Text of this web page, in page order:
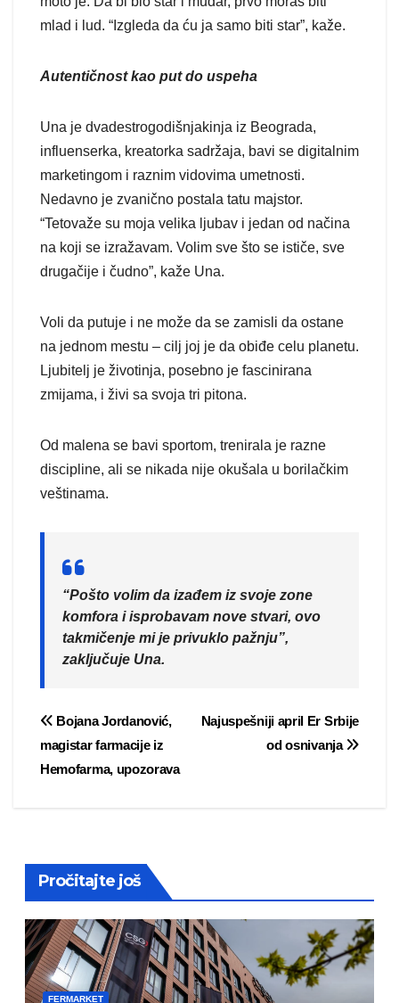
mlad i lud. “Izgleda da ću ja samo biti star”, kaže.
Autentičnost kao put do uspeha
Una je dvadestrogodišnjakinja iz Beograda,
influenserka, kreatorka sadržaja, bavi se digitalnim
marketingom i raznim vidovima umetnosti.
Nedavno je zvanično postala tatu majstor.
“Tetovaže su moja velika ljubav i jedan od načina
na koji se izražavam. Volim sve što se ističe, sve
drugačije i čudno”, kaže Una.
Voli da putuje i ne može da se zamisli da ostane
na jednom mestu – cilj joj je da obiđe celu planetu.
Ljubitelj je životinja, posebno je fascinirana
zmijama, i živi sa svoja tri pitona.
Od malena se bavi sportom, trenirala je razne
discipline, ali se nikada nije okušala u borilačkim
veštinama.
“Pošto volim da izađem iz svoje zone
komfora i isprobavam nove stvari, ovo
takmičenje mi je privuklo pažnju”,
zaključuje Una.
Post
navigation
Najuspešniji april Er Srbije
od osnivanja
Bojana Jordanović,
magistar farmacije iz
Hemofarma, upozorava
Pročitajte još
FERMARKET